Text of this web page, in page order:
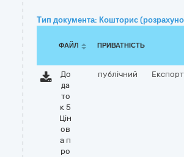
Тип документа: Кошторис
ФАЙЛ ПРИВАТНІСТЬ
До
да
то
к 5
Цін
ов
а п
ро
публічний